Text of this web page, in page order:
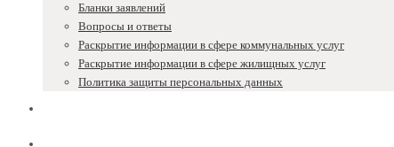
Бланки заявлений
Вопросы и ответы
Раскрытие информации в сфере коммунальных услуг
Раскрытие информации в сфере жилищных услуг
Политика защиты персональных данных